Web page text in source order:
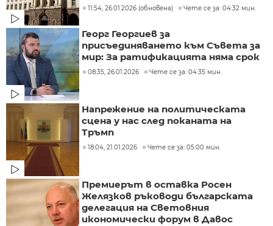
11:54, 26.01.2026 (обновена) Чете се за: 04:32 мин.
Георг Георгиев за
присъединяването към Съвета за
мир: За ратификацията няма срок
08:35, 26.01.2026 Чете се за: 04:35 мин.
Напрeжение на политическата
сцена у нас след поканата на
Тръмп
18:04, 21.01.2026 Чете се за: 05:00 мин.
Премиерът в оставка Росен
Желязков ръководи българската
делегация на Световния
икономически форум в Давос